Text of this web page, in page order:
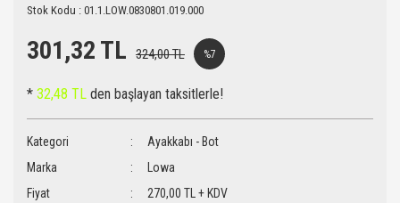
Stok Kodu : 01.1.LOW.0830801.019.000
301,32 TL 324,00 TL %7
* 32,48 TL den başlayan taksitlerle!
Kategori
Ayakkabı - Bot
Marka
Lowa
Fiyat
270,00 TL + KDV